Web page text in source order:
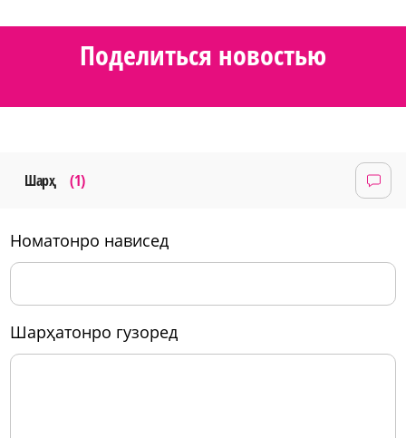
Поделиться новостью
Шарҳ (1)
номатонро нависед
шарҳатонро гузоред